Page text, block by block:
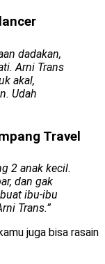
dadakan,
Arni Trans
akal,
Udah
Travel
2 anak kecil.
dan gak
ibu-ibu
Trans.”
juga bisa rasain